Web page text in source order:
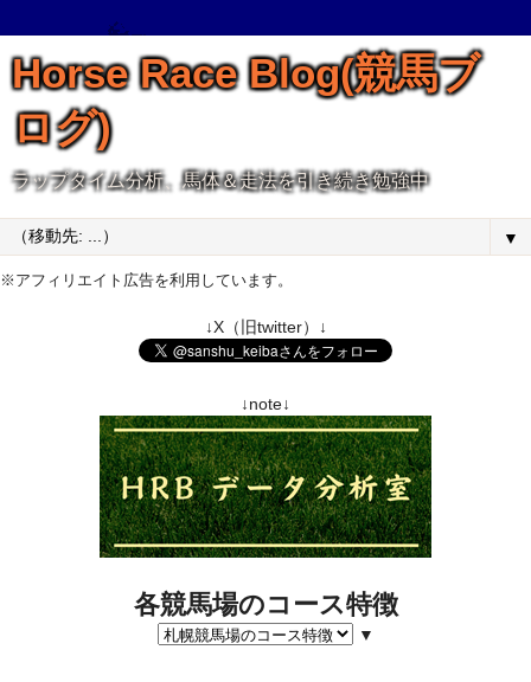
Horse Race Blog(競馬ブ
ログ)
ラップタイム分析、馬体＆走法を引き続き勉強中
▼
※アフィリエイト広告を利用しています。
↓X（旧twitter）↓
↓note↓
各競馬場のコース特徴
▼